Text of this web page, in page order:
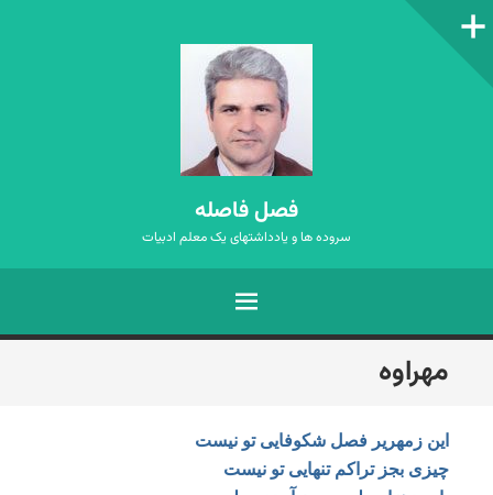
ستون‌کناری
فصل فاصله
سروده ها و یادداشتهای یک معلم ادبیات
فهرست
رفتن
به
مهراوه
این زمهریر فصل شکوفایی تو نیست
چیزی بجز تراکم تنهایی تو نیست